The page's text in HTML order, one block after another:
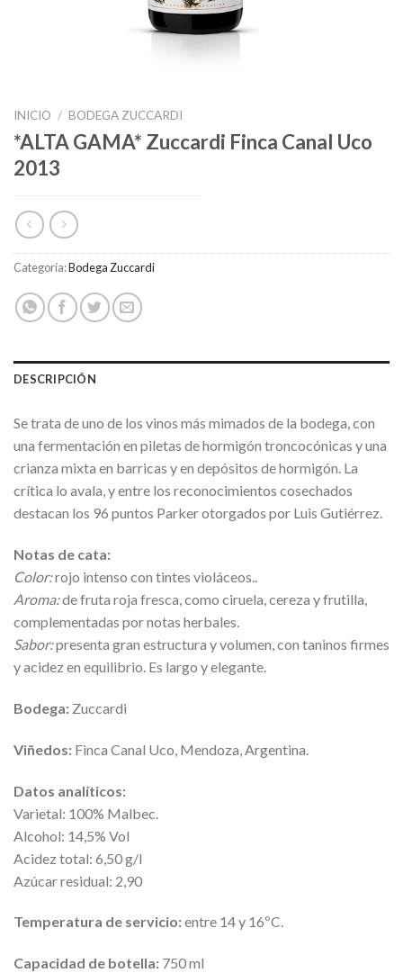
INICIO / BODEGA ZUCCARDI
*ALTA GAMA* Zuccardi Finca Canal Uco
2013
Categoría:Bodega Zuccardi
DESCRIPCIÓN
Se trata de uno de los vinos más mimados de la bodega, con
una fermentación en piletas de hormigón troncocónicas y una
crianza mixta en barricas y en depósitos de hormigón. La
crítica lo avala, y entre los reconocimientos cosechados
destacan los 96 puntos Parker otorgados por Luis Gutiérrez.
Notas de cata:
Color:rojo intenso con tintes violáceos..
Aroma:de fruta roja fresca, como ciruela, cereza y frutilla,
complementadas por notas herbales.
Sabor:presenta gran estructura y volumen, con taninos firmes
y acidez en equilibrio. Es largo y elegante.
Bodega: Zuccardi
Viñedos: Finca Canal Uco, Mendoza, Argentina.
Datos analíticos:
Varietal: 100% Malbec.
Alcohol: 14,5% Vol
Acidez total: 6,50 g/l
Azúcar residual: 2,90
Temperatura de servicio:entre 14 y 16ºC.
Capacidad de botella: 750 ml